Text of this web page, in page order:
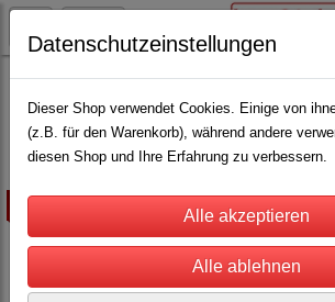
Schäfereibedarf
Klauenpflege für Schafe
Desinfektions-und Pflegeprodukte(7)
Datenschutzeinstellungen
Dieser Shop verwendet Cookies. Einige von
(z.B. für den Warenkorb), während andere
diesen Shop und Ihre Erfahrung zu verbessern.